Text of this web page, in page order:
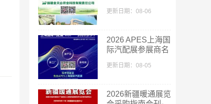
展商名录
更新日期：08-06
2026 APES上海国
际汽配展参展商名
更新日期：08-05
2026新疆暖通展览